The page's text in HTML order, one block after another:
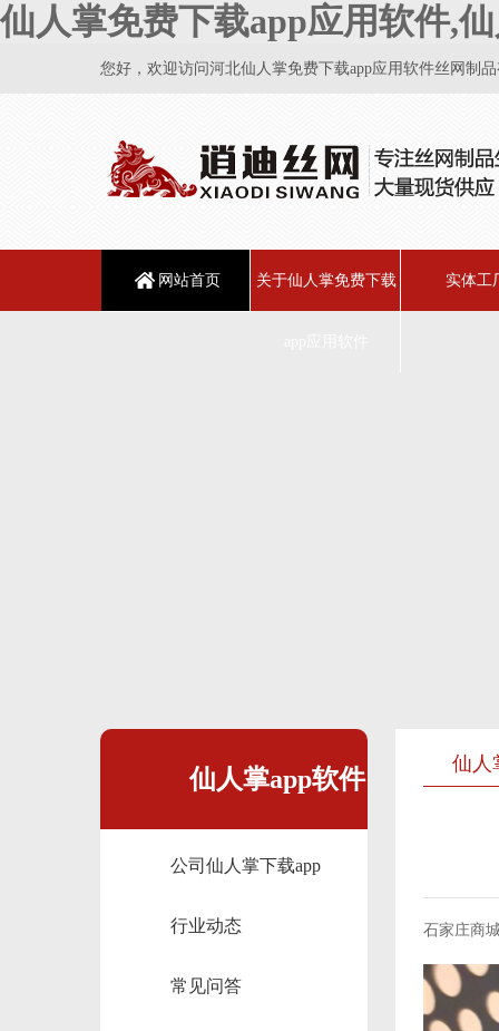
仙人掌免费下载app应用软件,
您好，欢迎访问河北仙人掌免费下载app应用软件丝网制品
网站首页 关于仙人掌免费下载 实体工
仙人掌app软件
下载苹果版展
示
公司仙人掌下载app
行业动态
常见问答
仙人
石家庄商